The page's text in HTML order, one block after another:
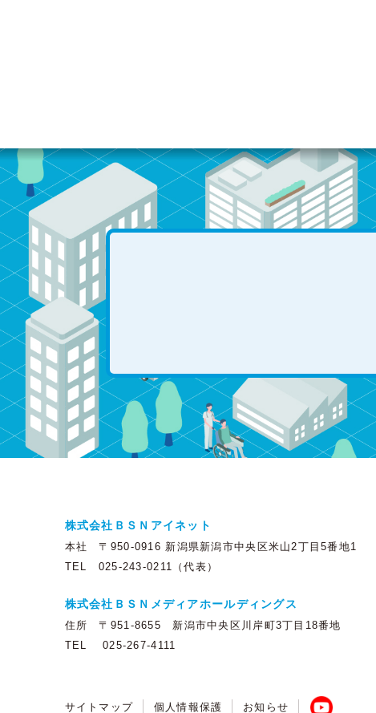
株式会社ＢＳＮアイネット
本社 〒950-0916 新潟県新潟市中央区米山2丁目5番地1
TEL 025-243-0211（代表）
株式会社ＢＳＮメディアホールディングス
住所 〒951-8655 新潟市中央区川岸町3丁目18番地
TEL 025-267-4111
サイトマップ 個人情報保護 お知らせ